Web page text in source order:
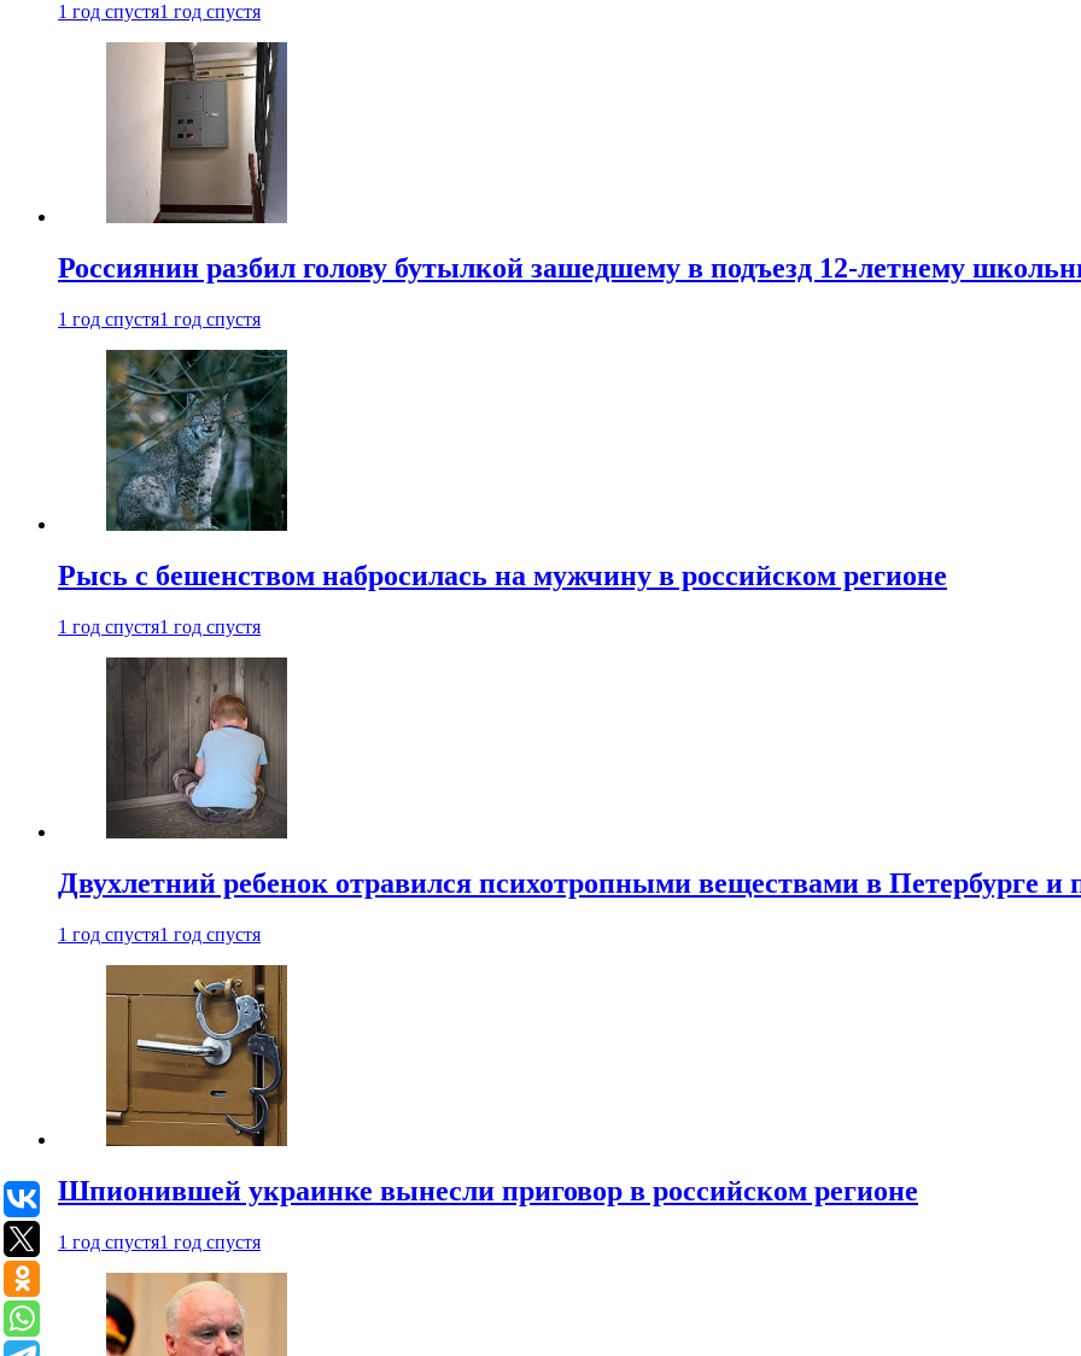
1 год спустя1 год спустя
Россиянин разбил голову бутылкой зашедшему в подъезд 12-летнему
1 год спустя1 год спустя
Рысь с бешенством набросилась на мужчину в российском регионе
1 год спустя1 год спустя
Двухлетний ребенок отравился психотропными веществами в Петербурге
1 год спустя1 год спустя
Шпионившей украинке вынесли приговор в российском регионе
1 год спустя1 год спустя